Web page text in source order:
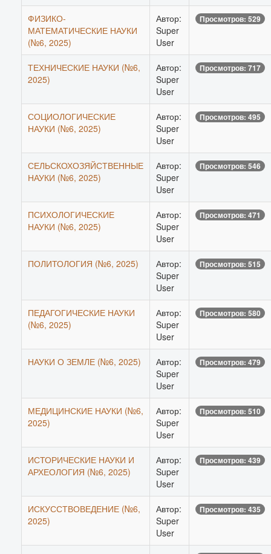
ФИЗИКО-
МАТЕМАТИЧЕСКИЕ НАУКИ
(№6, 2025)
Автор:
Super
User
Просмотров: 529
ТЕХНИЧЕСКИЕ НАУКИ (№6,
2025)
Автор:
Super
User
Просмотров: 717
СОЦИОЛОГИЧЕСКИЕ
НАУКИ (№6, 2025)
Автор:
Super
User
Просмотров: 495
СЕЛЬСКОХОЗЯЙСТВЕННЫЕ
НАУКИ (№6, 2025)
Автор:
Super
User
Просмотров: 546
ПСИХОЛОГИЧЕСКИЕ
НАУКИ (№6, 2025)
Автор:
Super
User
Просмотров: 471
ПОЛИТОЛОГИЯ (№6, 2025)
Автор:
Super
User
Просмотров: 515
ПЕДАГОГИЧЕСКИЕ НАУКИ
(№6, 2025)
Автор:
Super
User
Просмотров: 580
НАУКИ О ЗЕМЛЕ (№6, 2025)
Автор:
Super
User
Просмотров: 479
МЕДИЦИНСКИЕ НАУКИ (№6,
2025)
Автор:
Super
User
Просмотров: 510
ИСТОРИЧЕСКИЕ НАУКИ И
АРХЕОЛОГИЯ (№6, 2025)
Автор:
Super
User
Просмотров: 439
ИСКУССТВОВЕДЕНИЕ (№6,
2025)
Автор:
Super
User
Просмотров: 435